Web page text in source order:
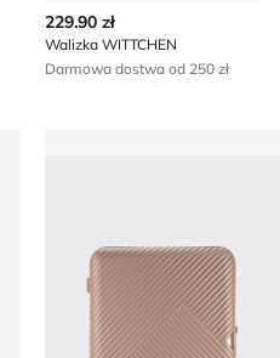
229.90 zł
Walizka WITTCHEN
Darmowa dostwa od 250 zł